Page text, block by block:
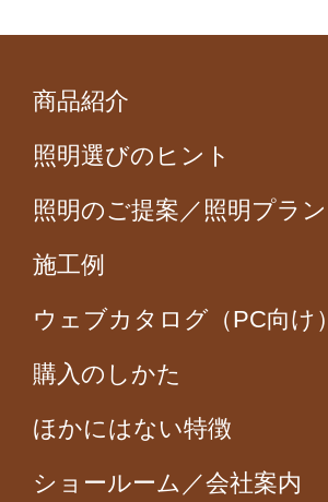
商品紹介
照明選びのヒント
照明のご提案／照明プラン
施工例
ウェブカタログ（PC向け）
購入のしかた
ほかにはない特徴
ショールーム／会社案内